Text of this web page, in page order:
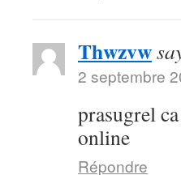
Thwzvw
2 septembre
prasugrel ca
online
Répondre